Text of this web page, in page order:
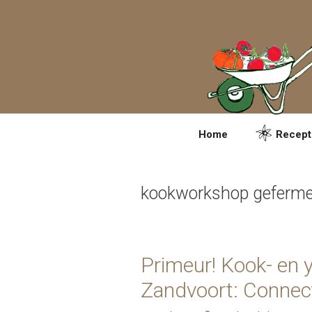
Home
kookworkshop
Primeur! Kook- en
Zandvoort: